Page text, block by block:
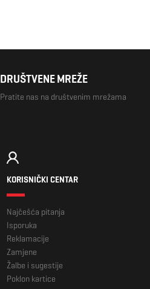
DRUŠTVENE MREŽE
Pratite nas na društvenim mrežama
KORISNIČKI CENTAR
Najčešća pitanja
Isporuka
Reklamacije
Zamjene
Žalbe i sugestije
Poklon kartice